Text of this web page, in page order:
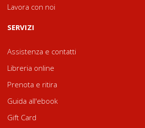
Lavora con noi
SERVIZI
Assistenza e contatti
Libreria online
Prenota e ritira
Guida all'ebook
Gift Card